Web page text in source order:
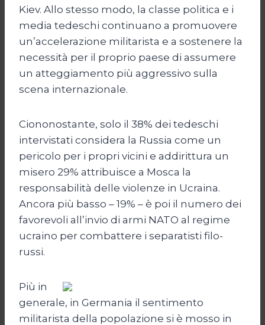
Kiev. Allo stesso modo, la classe politica e i
media tedeschi continuano a promuovere
un’accelerazione militarista e a sostenere la
necessità per il proprio paese di assumere
un atteggiamento più aggressivo sulla
scena internazionale.
Ciononostante, solo il 38% dei tedeschi
intervistati considera la Russia come un
pericolo per i propri vicini e addirittura un
misero 29% attribuisce a Mosca la
responsabilità delle violenze in Ucraina.
Ancora più basso – 19% – è poi il numero dei
favorevoli all’invio di armi NATO al regime
ucraino per combattere i separatisti filo-
russi.
Più in
generale, in Germania il sentimento
militarista della popolazione si è mosso in